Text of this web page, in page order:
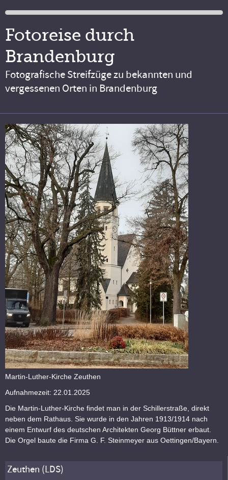
Fotoreise durch
Brandenburg
Fotografische Streifzüge zu bekannten und
vergessenen Orten in Brandenburg
Martin-Luther-Kirche Zeuthen
Aufnahmezeit: 22.01.2025
Die Martin-Luther-Kirche findet man in der Schillerstraße, direkt
neben dem Rathaus. Sie wurde in den Jahren 1913/1914 nach
einem Entwurf des deutschen Architekten Georg Büttner erbaut.
Die Orgel baute die Firma G. F. Steinmeyer aus Oettingen/Bayern.
Zeuthen (LDS)